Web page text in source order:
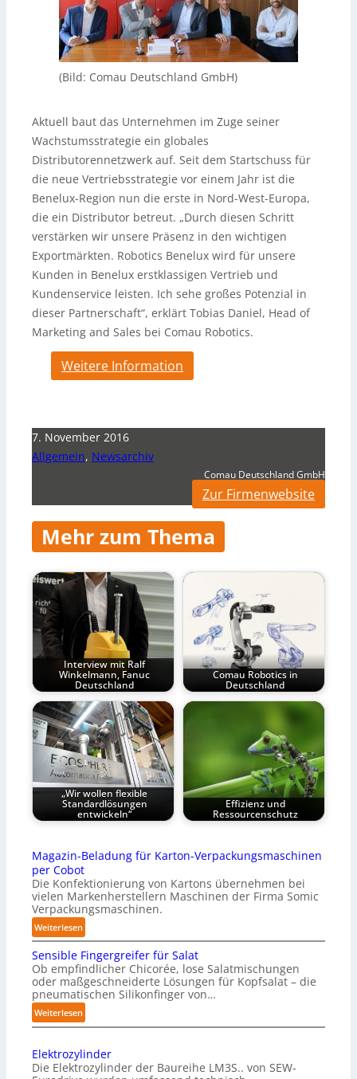
(Bild: Comau Deutschland GmbH)
Aktuell baut das Unternehmen im Zuge seiner
Wachstumsstrategie ein globales
Distributorennetzwerk auf. Seit dem Startschuss für
die neue Vertriebsstrategie vor einem Jahr ist die
Benelux-Region nun die erste in Nord-West-Europa,
die ein Distributor betreut. „Durch diesen Schritt
verstärken wir unsere Präsenz in den wichtigen
Exportmärkten. Robotics Benelux wird für unsere
Kunden in Benelux erstklassigen Vertrieb und
Kundenservice leisten. Ich sehe großes Potenzial in
dieser Partnerschaft“, erklärt Tobias Daniel, Head of
Marketing and Sales bei Comau Robotics.
Weitere Information
7. November 2016
Allgemein, Newsarchiv
Comau Deutschland GmbH
Zur Firmenwebsite
Mehr zum Thema
Interview mit Ralf
Winkelmann, Fanuc
Deutschland
Comau Robotics in
Deutschland
„Wir wollen flexible
Standardlösungen
entwickeln“
Effizienz und
Ressourcenschutz
Magazin-Beladung für Karton-Verpackungsmaschinen
per Cobot
Die Konfektionierung von Kartons übernehmen bei
vielen Markenherstellern Maschinen der Firma Somic
Verpackungsmaschinen.
Weiterlesen:
M
a
g
a
z
i
n
-
B
Sensible Fingergreifer für Salat
Ob empfindlicher Chicorée, lose Salatmischungen
oder maßgeschneiderte Lösungen für Kopfsalat – die
pneumatischen Silikonfinger von…
Weiterlesen:
S
n
s
Elektrozylinder
Die Elektrozylinder der Baureihe LM3S.. von SEW-